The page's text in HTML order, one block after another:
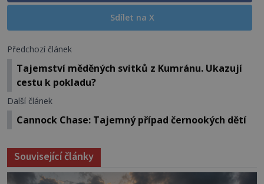
Sdílet na X
Předchozí článek
Tajemství měděných svitků z Kumránu. Ukazují
cestu k pokladu?
Další článek
Cannock Chase: Tajemný případ černookých dětí
Související články